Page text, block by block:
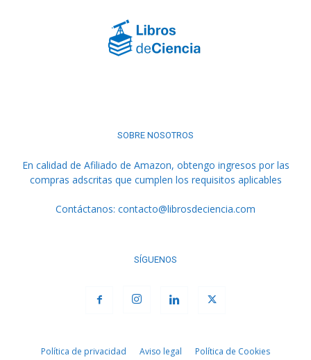
SOBRE NOSOTROS
En calidad de Afiliado de Amazon, obtengo ingresos por las
compras adscritas que cumplen los requisitos aplicables
Contáctanos: contacto@librosdeciencia.com
SÍGUENOS
Política de privacidad Aviso legal Política de Cookies